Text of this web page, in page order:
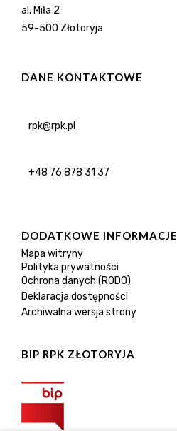
al. Miła 2
59-500 Złotoryja
DANE KONTAKTOWE
rpk@rpk.pl
+48 76 878 31 37
DODATKOWE INFORMACJE
Mapa witryny
Polityka prywatności
Ochrona danych (RODO)
Deklaracja dostępności
Archiwalna wersja strony
BIP RPK ZŁOTORYJA